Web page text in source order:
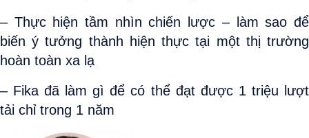
– Thực hiện tầm nhìn chiến lược – làm sao để
biến ý tưởng thành hiện thực tại một thị trường
hoàn toàn xa lạ
– Fika đã làm gì để có thể đạt được 1 triệu lượt
tải chỉ trong 1 năm